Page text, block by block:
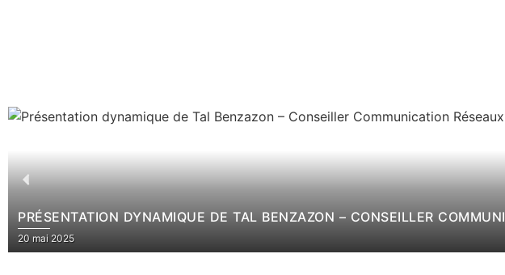
PRÉSENTATION DYNAMIQUE DE TAL BENZAZON – CONSEILLER
20 mai 2025